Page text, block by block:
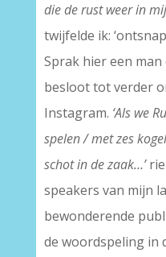
die de rust weer in
twijfelde ik:
Sprak hier een man
besloot tot verder
Instagram. ‘Als we
spelen / met zes
schot in de zaak…’
speakers van mijn
bewonderende
de woordspeling in